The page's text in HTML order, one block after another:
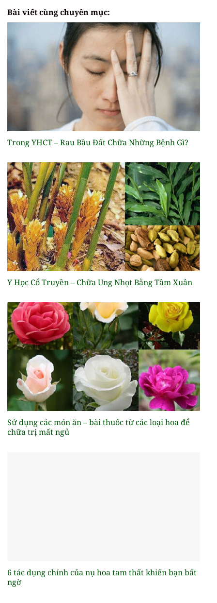
Bài viết cùng chuyên mục:
Trong YHCT – Rau Bầu Đất Chữa Những Bệnh Gì?
Y Học Cổ Truyền – Chữa Ung Nhọt Bằng Tầm Xuân
Sử dụng các món ăn – bài thuốc từ các loại hoa để
chữa trị mất ngủ
6 tác dụng chính của nụ hoa tam thất khiến bạn bất
ngờ